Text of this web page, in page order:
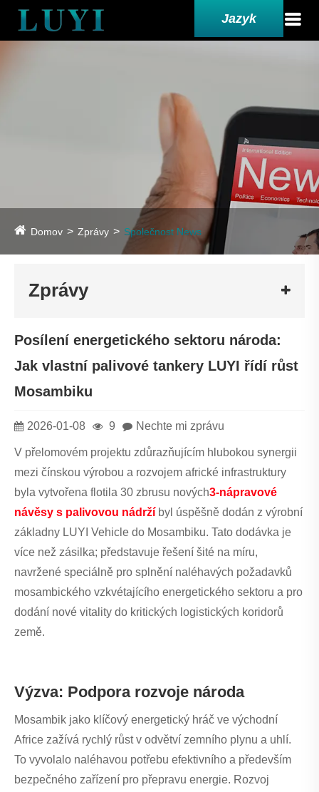
Jazyk
Domov Zprávy Společnost News
Zprávy
Posílení energetického sektoru národa:
Jak vlastní palivové tankery LUYI řídí růst
Mosambiku
2026-01-08 9 Nechte mi zprávu
V přelomovém projektu zdůrazňujícím hlubokou synergii
mezi čínskou výrobou a rozvojem africké infrastruktury
byla vytvořena flotila 30 zbrusu nových3-nápravové
návěsy s palivovou nádrží byl úspěšně dodán z výrobní
základny LUYI Vehicle do Mosambiku. Tato dodávka je
více než zásilka; představuje řešení šité na míru,
navržené speciálně pro splnění naléhavých požadavků
mosambického vzkvétajícího energetického sektoru a pro
dodání nové vitality do kritických logistických koridorů
země.
Výzva: Podpora rozvoje národa
Mosambik jako klíčový energetický hráč ve východní
Africe zažívá rychlý růst v odvětví zemního plynu a uhlí.
To vyvolalo naléhavou potřebu efektivního a především
bezpečného zařízení pro přepravu energie. Rozvoj